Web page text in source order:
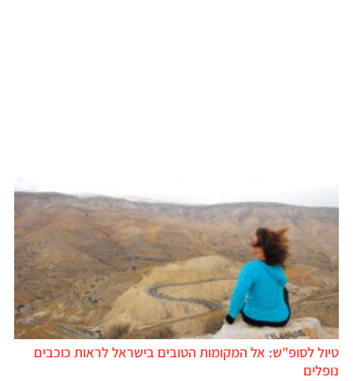
טיול לסופ"ש: אל המקומות הטובים בישראל לראות כוכבים
נופלים